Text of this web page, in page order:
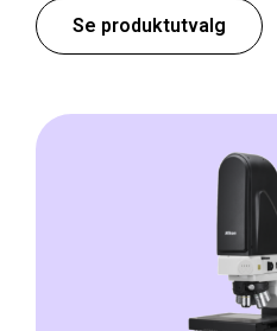
Se produktutvalg